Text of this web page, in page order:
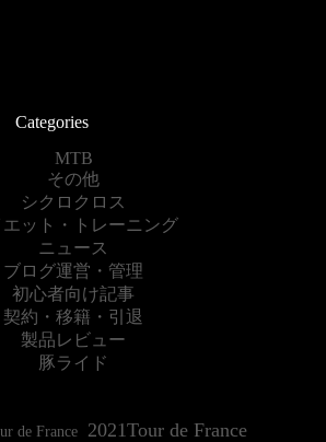
Categories
MTB
その他
シクロクロス
エット・トレーニング
ニュース
ブログ運営・管理
初心者向け記事
契約・移籍・引退
製品レビュー
豚ライド
de France 2021Tour de France